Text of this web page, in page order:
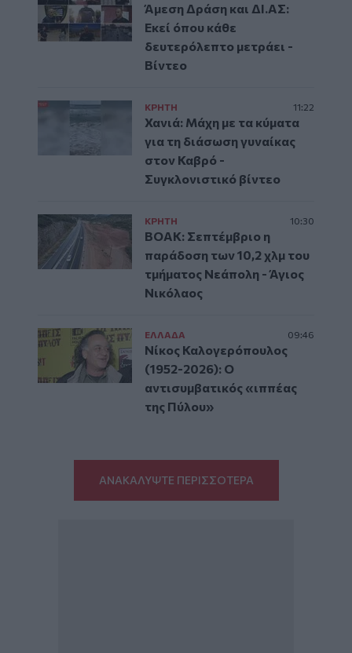
Άμεση Δράση και ΔΙ.ΑΣ:
Εκεί όπου κάθε
δευτερόλεπτο μετράει -
Βίντεο
ΚΡΗΤΗ 11:22
Χανιά: Μάχη με τα κύματα
για τη διάσωση γυναίκας
στον Καβρό -
Συγκλονιστικό βίντεο
ΚΡΗΤΗ 10:30
ΒΟΑΚ: Σεπτέμβριο η
παράδοση των 10,2 χλμ του
τμήματος Νεάπολη - Άγιος
Νικόλαος
ΕΛΛAΔΑ 09:46
Νίκος Καλογερόπουλος
(1952-2026): O
αντισυμβατικός «ιππέας
της Πύλου»
ΑΝΑΚΑΛΥΨΤΕ ΠΕΡΙΣΣΟΤΕΡΑ